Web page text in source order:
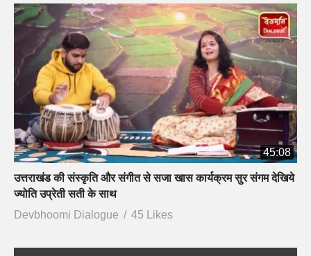
45:08
उत्तराखंड की संस्कृति और संगीत से सजा खास कार्यक्रम सुर संगम देखिये
ज्योति उप्रेती सती के साथ
Devbhoomi Dialogue
45 Likes